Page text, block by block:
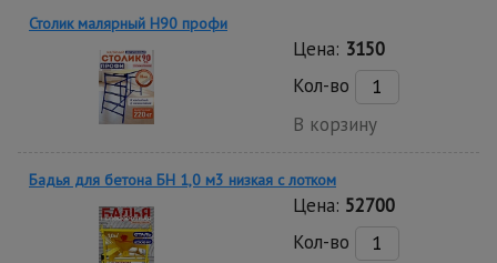
Столик малярный H90 профи
Цена: 3150
Кол-во
В корзину
Бадья для бетона БН 1,0 м3 низкая c лотком
Цена: 52700
Кол-во